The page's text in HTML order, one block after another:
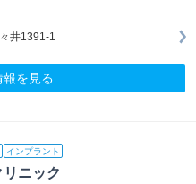
井1391-1
報を見る
インプラント
ニック